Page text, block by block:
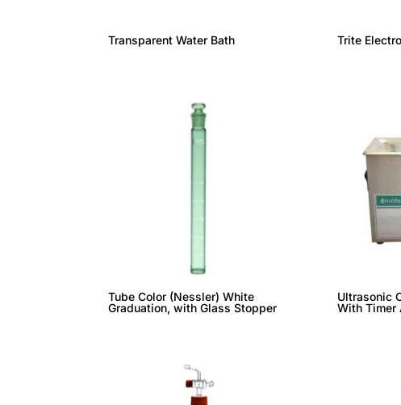
Transparent Water Bath Trite
Tube Color (Nessler) White
Graduation, with Glass Stopper
Ultrasonic
With Timer